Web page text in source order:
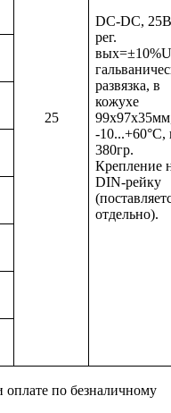
25
DC-DC,
рег.
развязка, в
кожухе
-10...+60°С,
380гр.
Крепление
DIN-рейку
отдельно).
по безналичному